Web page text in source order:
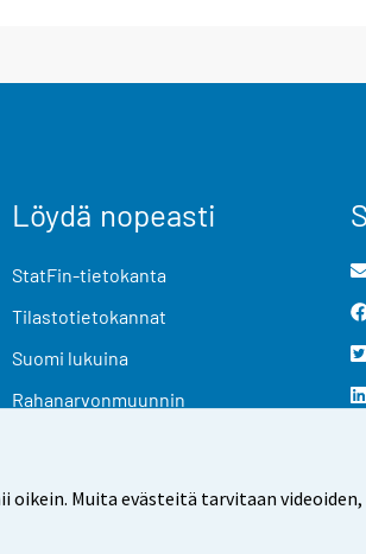
Muita evästeitä tarvitaan
Löydä nopeasti
StatFin-tietokanta
Tilastotietokannat
Suomi lukuina
Rahanarvonmuunnin